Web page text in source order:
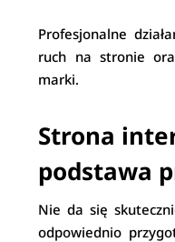
Profesjonalne
ruch na stronie
marki.
Strona
podstawa
Nie da się
odpowiednio